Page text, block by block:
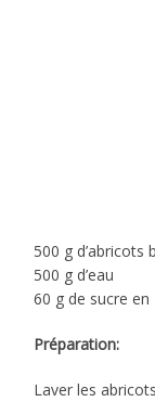
500 g d’abricots
500 g d’eau
60 g de sucre en
Préparation:
Laver les